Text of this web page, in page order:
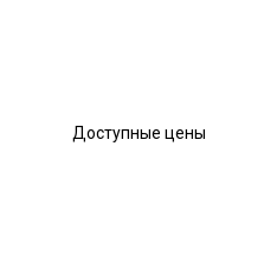
Доступные цены